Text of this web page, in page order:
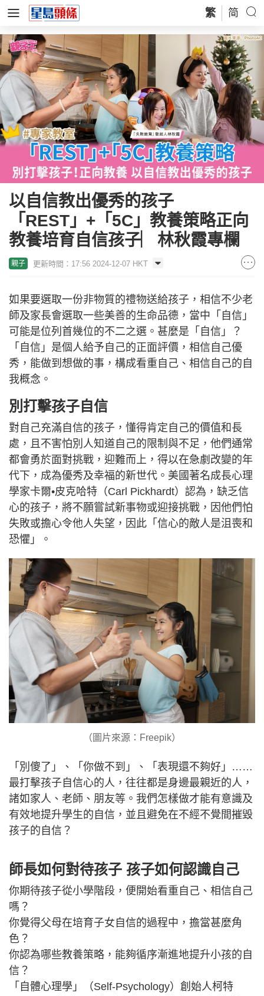
繁 简
以自信教出優秀的孩子
「REST」+「5C」教養策略正向
教養培育自信孩子︳林秋霞專欄
親子 更新時間：17:56 2024-12-07 HKT
如果要選取一份非物質的禮物送給孩子，相信不少老
師及家長會選取一些美善的生命品德，當中「自信」
可能是位列首幾位的不二之選。甚麼是「自信」？
「自信」是個人給予自己的正面評價，相信自己優
秀，能做到想做的事，構成看重自己、相信自己的自
我概念。
別打擊孩子自信
對自己充滿自信的孩子，懂得肯定自己的價值和長
處，且不害怕別人知道自己的限制與不足，他們通常
都會勇於面對挑戰，迎難而上，得以在急劇改變的年
代下，成為優秀及幸福的新世代。美國著名成長心理
學家卡爾•皮克哈特（Carl Pickhardt）認為，缺乏信
心的孩子，將不願嘗試新事物或迎接挑戰，因他們怕
失敗或擔心令他人失望，因此「信心的敵人是沮喪和
恐懼」。
（圖片來源：Freepik）
「別傻了」、「你做不到」、「表現還不夠好」……
最打擊孩子自信心的人，往往都是身邊最親近的人，
諸如家人、老師、朋友等。我們怎樣做才能有意識及
有效地提升學生的自信，並且避免在不經不覺間摧毀
孩子的自信？
師長如何對待孩子 孩子如何認識自己
你期待孩子從小學階段，便開始看重自己、相信自己
嗎？
你覺得父母在培育子女自信的過程中，擔當甚麼角
色？
你認為哪些教養策略，能夠循序漸進地提升小孩的自
信？
「自體心理學」（Self-Psychology）創始人柯特